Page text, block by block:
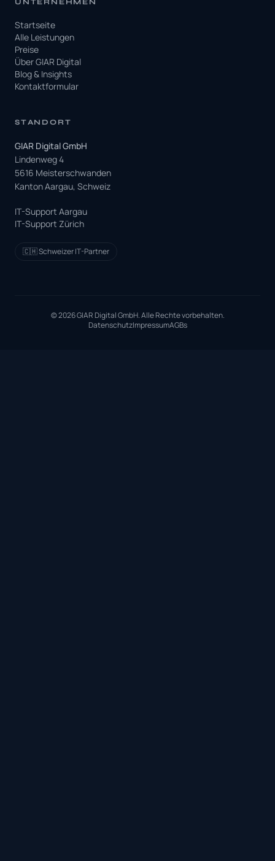
UNTERNEHMEN
Startseite
Alle Leistungen
Preise
Über GIAR Digital
Blog & Insights
Kontaktformular
STANDORT
GIAR Digital GmbH
Lindenweg 4
5616 Meisterschwanden
Kanton Aargau, Schweiz
IT-Support Aargau
IT-Support Zürich
🇨🇭 Schweizer IT-Partner
© 2026 GIAR Digital GmbH. Alle Rechte vorbehalten.
DatenschutzImpressumAGBs